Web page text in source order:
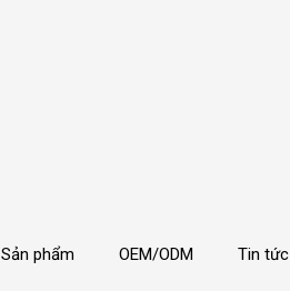
Sản phẩm OEM/ODM Tin tức